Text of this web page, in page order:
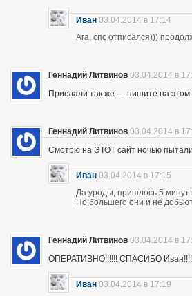
Иван 03.04.2014 в 17:14
Ага, спс отписался)))
Геннадий Литвинов 03.04.2014 в
Прислали так же — пишите на
Геннадий Литвинов 03.04.2014 в
Смотрю на ЭТОТ сайт ночью
Иван 03.04.2014 в 17:15
Да уроды, пришлось 5 минут
Но большего они и не
Геннадий Литвинов 03.04.2014 в
ОПЕРАТИВНО!!!!!! СПАСИБО
Иван 03.04.2014 в 17:19